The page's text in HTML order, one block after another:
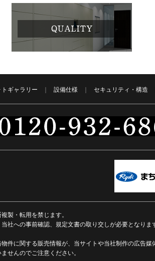
トギャラリー 設備仕様 セキュリティ・構造
製・転用を禁じます。
社への事前確認、規定文書の取り交しが必要となり
件に関する販売情報が、当サイトや当社制作の広告
せんのでご注意ください。